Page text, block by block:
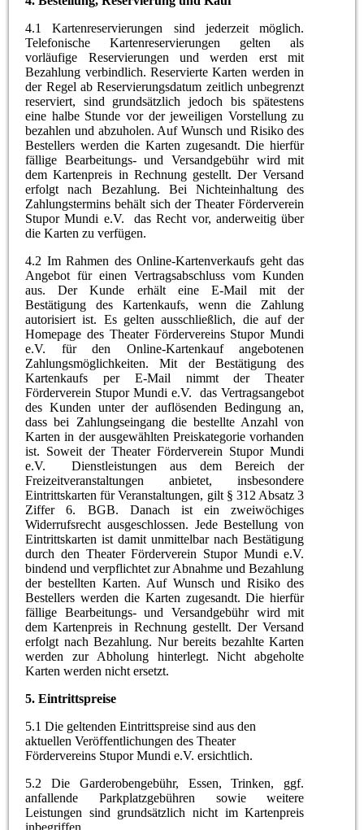
4.1 Kartenreservierungen sind jederzeit möglich.
Telefonische Kartenreservierungen gelten als
vorläufige Reservierungen und werden erst mit
Bezahlung verbindlich. Reservierte Karten werden in
der Regel ab Reservierungsdatum zeitlich unbegrenzt
reserviert, sind grundsätzlich jedoch bis spätestens
eine halbe Stunde vor der jeweiligen Vorstellung zu
bezahlen und abzuholen. Auf Wunsch und Risiko des
Bestellers werden die Karten zugesandt. Die hierfür
fällige Bearbeitungs- und Versandgebühr wird mit
dem Kartenpreis in Rechnung gestellt. Der Versand
erfolgt nach Bezahlung. Bei Nichteinhaltung des
Zahlungstermins behält sich der Theater Förderverein
Stupor Mundi e.V. das Recht vor, anderweitig über
die Karten zu verfügen.
4.2 Im Rahmen des Online-Kartenverkaufs geht das
Angebot für einen Vertragsabschluss vom Kunden
aus. Der Kunde erhält eine E-Mail mit der
Bestätigung des Kartenkaufs, wenn die Zahlung
autorisiert ist. Es gelten ausschließlich, die auf der
Homepage des Theater Fördervereins Stupor Mundi
e.V. für den Online-Kartenkauf angebotenen
Zahlungsmöglichkeiten. Mit der Bestätigung des
Kartenkaufs per E-Mail nimmt der Theater
Förderverein Stupor Mundi e.V. das Vertragsangebot
des Kunden unter der auflösenden Bedingung an,
dass bei Zahlungseingang die bestellte Anzahl von
Karten in der ausgewählten Preiskategorie vorhanden
ist. Soweit der Theater Förderverein Stupor Mundi
e.V. Dienstleistungen aus dem Bereich der
Freizeitveranstaltungen anbietet, insbesondere
Eintrittskarten für Veranstaltungen, gilt § 312 Absatz 3
Ziffer 6. BGB. Danach ist ein zweiwöchiges
Widerrufsrecht ausgeschlossen. Jede Bestellung von
Eintrittskarten ist damit unmittelbar nach Bestätigung
durch den Theater Förderverein Stupor Mundi e.V.
bindend und verpflichtet zur Abnahme und Bezahlung
der bestellten Karten. Auf Wunsch und Risiko des
Bestellers werden die Karten zugesandt. Die hierfür
fällige Bearbeitungs- und Versandgebühr wird mit
dem Kartenpreis in Rechnung gestellt. Der Versand
erfolgt nach Bezahlung. Nur bereits bezahlte Karten
werden zur Abholung hinterlegt. Nicht abgeholte
Karten werden nicht ersetzt.
5. Eintrittspreise
5.1 Die geltenden Eintrittspreise sind aus den
aktuellen Veröffentlichungen des Theater
Fördervereins Stupor Mundi e.V. ersichtlich.
5.2 Die Garderobengebühr, Essen, Trinken, ggf.
anfallende Parkplatzgebühren sowie weitere
Leistungen sind grundsätzlich nicht im Kartenpreis